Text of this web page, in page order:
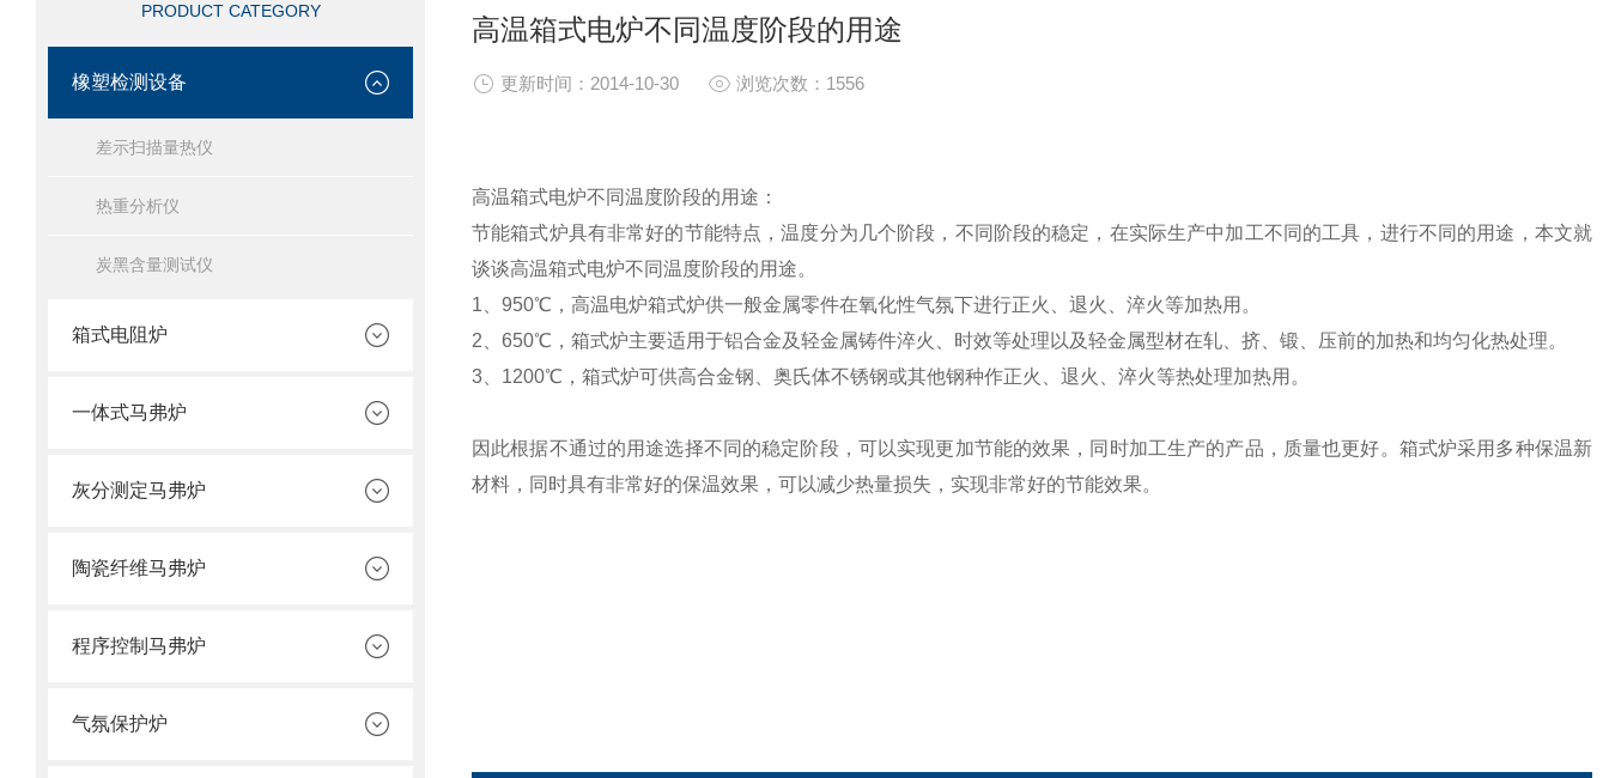
PRODUCT CATEGORY
橡塑检测设备
差示扫描量热仪
热重分析仪
炭黑含量测试仪
箱式电阻炉
一体式马弗炉
灰分测定马弗炉
陶瓷纤维马弗炉
程序控制马弗炉
气氛保护炉
高温箱式电炉不同温度阶段的用途
更新时间：2014-10-30 浏览次数：1556
高温箱式电炉不同温度阶段的用途：
节能箱式炉具有非常好的节能特点，温度分为几个阶段，不同阶段的稳定，在实际生产中加工不同的工具，进行不同的用途，本文就
谈谈高温箱式电炉不同温度阶段的用途。
1、950℃，高温电炉箱式炉供一般金属零件在氧化性气氛下进行正火、退火、淬火等加热用。
2、650℃，箱式炉主要适用于铝合金及轻金属铸件淬火、时效等处理以及轻金属型材在轧、挤、锻、压前的加热和均匀化热处理。
3、1200℃，箱式炉可供高合金钢、奥氏体不锈钢或其他钢种作正火、退火、淬火等热处理加热用。
因此根据不通过的用途选择不同的稳定阶段，可以实现更加节能的效果，同时加工生产的产品，质量也更好。箱式炉采用多种保温新
材料，同时具有非常好的保温效果，可以减少热量损失，实现非常好的节能效果。